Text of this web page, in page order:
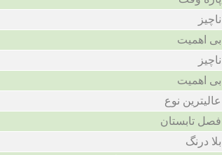
ناچیز
بی اهمیت
ناچیز
بی اهمیت
عالیترین نوع
فصل تابستان
بلا درنگ